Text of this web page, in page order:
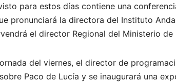
para estos días contiene una
pronunciará la directora del Instituto
el director Regional del Ministerio
del viernes, el director de
Paco de Lucía y se inaugurará una